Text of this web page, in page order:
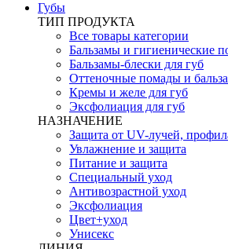
Губы
ТИП ПРОДУКТА
Все товары категории
Бальзамы и гигиенические
Бальзамы-блески для губ
Оттеночные помады и
Кремы и желе для губ
Эксфолиация для губ
НАЗНАЧЕНИЕ
Защита от UV-лучей,
Увлажнение и защита
Питание и защита
Специальный уход
Антивозрастной уход
Эксфолиация
Цвет+уход
Унисекс